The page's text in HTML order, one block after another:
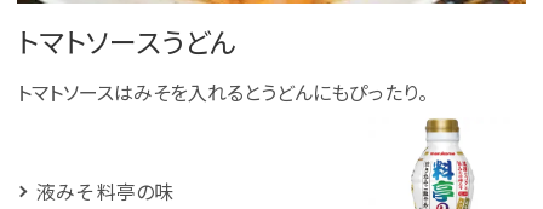
トマトソースうどん
トマトソースはみそを入れるとうどんにもぴったり。
液みそ 料亭の味